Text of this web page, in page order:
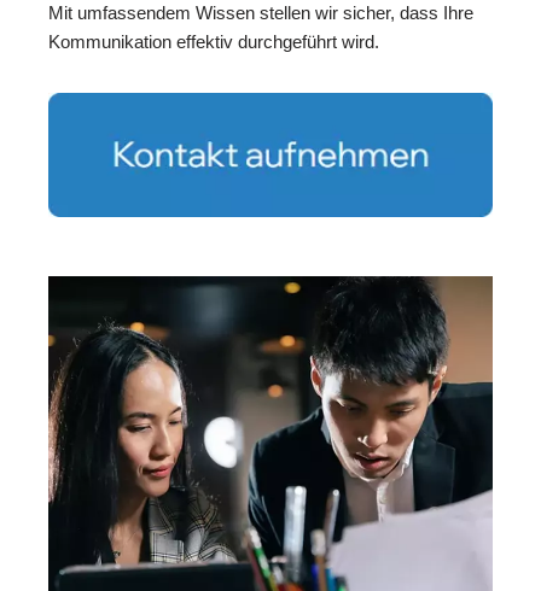
Mit umfassendem Wissen stellen wir sicher, dass Ihre
Kommunikation effektiv durchgeführt wird.